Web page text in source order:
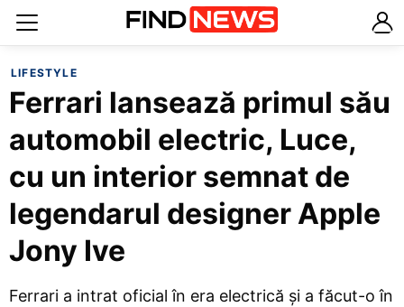
LIFESTYLE
Ferrari lansează primul său
automobil electric, Luce,
cu un interior semnat de
legendarul designer Apple
Jony Ive
Ferrari a intrat oficial în era electrică și a făcut-o în